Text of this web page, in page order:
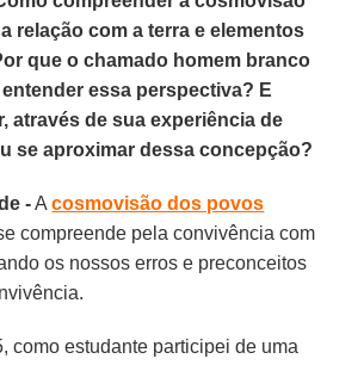
relação com a terra e elementos
que o chamado homem branco
essa perspectiva? E
através de sua experiência de
se aproximar dessa concepção?
-Acosmovisão dos povos
compreende pela convivência com
os nossos erros e preconceitos
como estudante participei de uma